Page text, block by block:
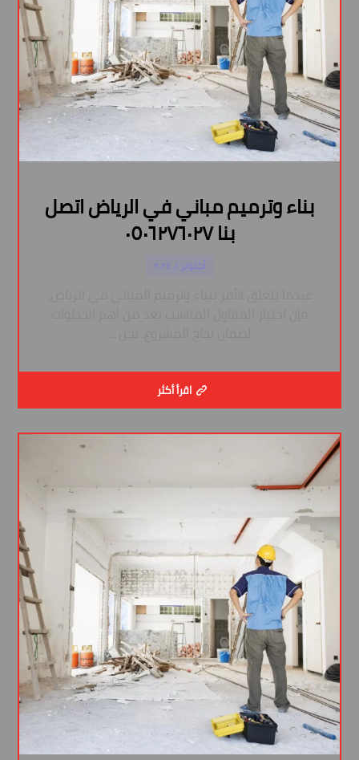
بناء وترميم مباني في الرياض اتصل
بنا ٠٥٠٦٢٧٦٠٢٧
أكتوبر ١, ٢٠٢٤
اقرأ أكثر